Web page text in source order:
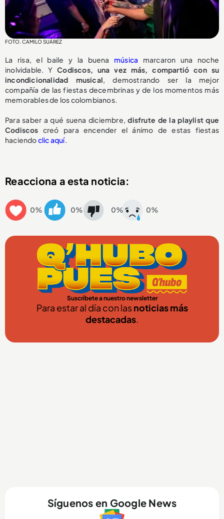
FOTO. CAMILO SUÁREZ
La risa, el baile y la buena música marcaron una noche
inolvidable. YCodiscos, una vez más, compartió con su
incondicionalidad musical, demostrando ser la mejor
compañía de las fiestas decembrinas y de los momentos más
memorables de los colombianos.
Para saber a qué suena diciembre,disfrute de la playlist que
Codiscos creó para encender el ánimo de estas fiestas
haciendoclic aquí.
Reacciona a esta noticia:
0% 0% 0% 0%
Suscríbete a nuestro newsletter
Para estar al día con lasnoticias más
destacadas.
Síguenos en Google News